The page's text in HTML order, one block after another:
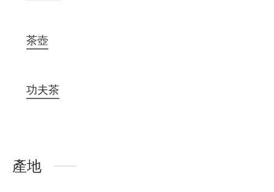
茶壺
功夫茶
產地